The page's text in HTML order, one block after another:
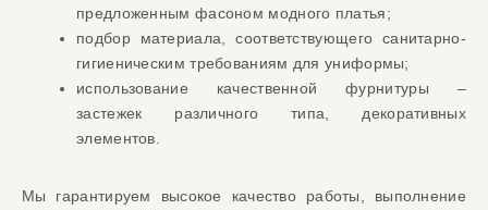
предложенным фасоном модного платья;
подбор материала , соответствующего санитарно-
гигиеническим требованиям для униформы;
использование качественной фурнитуры –
застежек различного типа, декоративных
элементов
Мы гарантируем высокое качество работы, выполнение